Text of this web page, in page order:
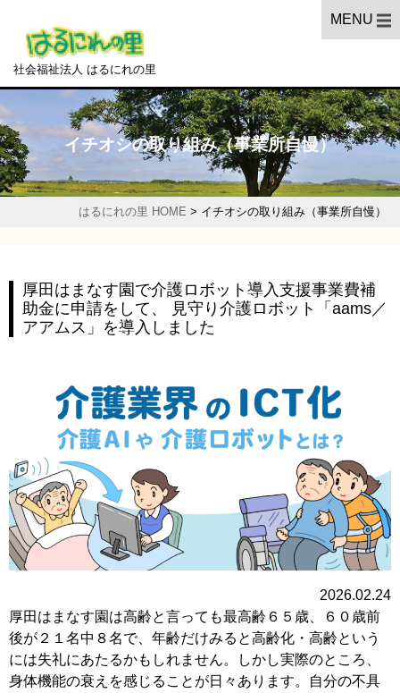
MENU
社会福祉法人 はるにれの里
イチオシの取り組み（事業所自慢）
はるにれの里 HOME > イチオシの取り組み（事業所自慢）
厚田はまなす園で介護ロボット導入支援事業費補
助金に申請をして、 見守り介護ロボット「aams／
アアムス」を導入しました
2026.02.24
厚田はまなす園は高齢と言っても最高齢６５歳、６０歳前
後が２１名中８名で、年齢だけみると高齢化・高齢という
には失礼にあたるかもしれません。しかし実際のところ、
身体機能の衰えを感じることが日々あります。自分の不具